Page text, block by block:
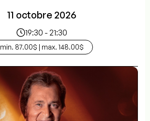
11 octobre 2026
19:30 - 21:30
min. 87.00$ | max. 148.00$